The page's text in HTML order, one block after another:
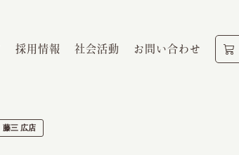
採用情報 社会活動 お問い合わせ
藤三 広店